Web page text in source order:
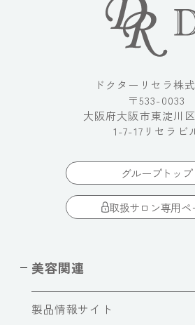
ドクターリセラ株
〒533-0033
大阪府大阪市東淀川
1-7-17リセラビ
グループトップ
取扱サロン専用ペ
美容関連
製品情報サイト